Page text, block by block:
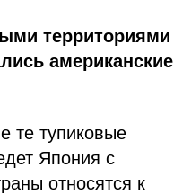
территориями
американские
те тупиковые
Япония с
относятся к